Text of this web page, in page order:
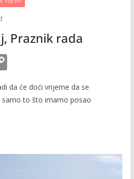
Praznik rada
C
o
p
k
da će doći vrijeme da se
samo to što imamo posao